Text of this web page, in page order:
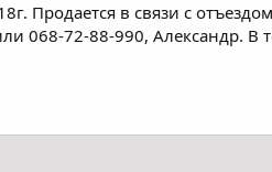
Продается в связи с
068-72-88-990, Александр. В